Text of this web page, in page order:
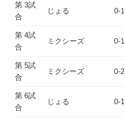
第 3試
合
じょる 0-1
第 4試
合
ミクシーズ 0-1
第 5試
合
ミクシーズ 0-2
第 6試
合
じょる 0-1